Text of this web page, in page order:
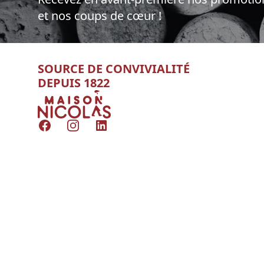
et nos coups de cœur !
SOURCE DE CONVIVIALITÉ
DEPUIS 1822
Nicolas
FacebookInstagramLinkedIn